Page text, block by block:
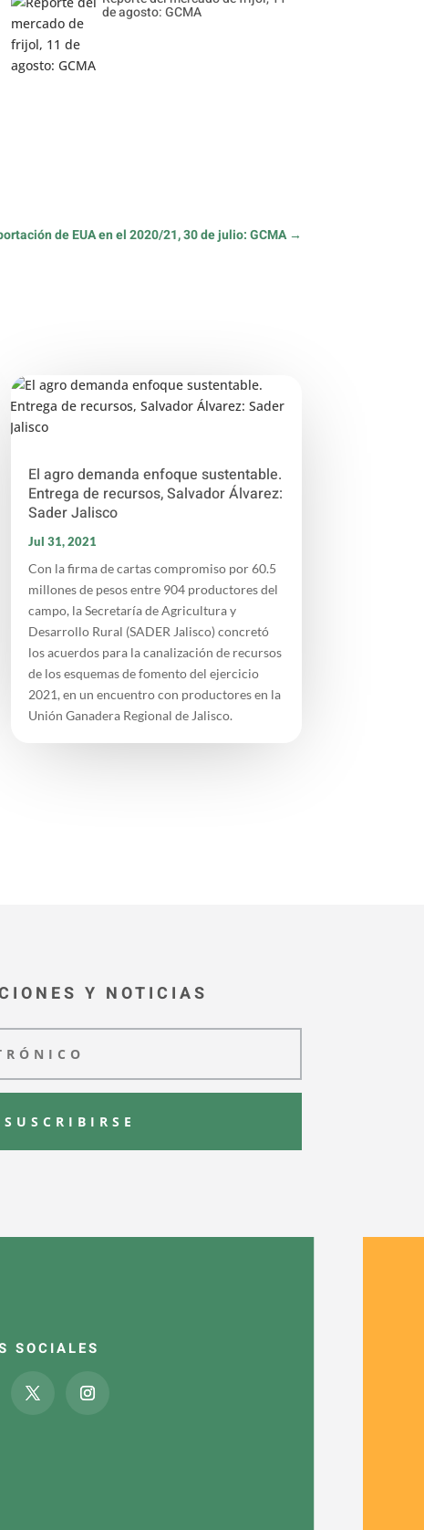
de agosto: GCMA
de EUA en el 2020/21, 30 de julio: GCMA→
El agro demanda enfoque sustentable.
Entrega de recursos, Salvador Álvarez:
Sader Jalisco
Jul 31, 2021
Con la firma de cartas compromiso por 60.5
millones de pesos entre 904 productores del
campo, la Secretaría de Agricultura y
Desarrollo Rural (SADER Jalisco) concretó
los acuerdos para la canalización de recursos
de los esquemas de fomento del ejercicio
2021, en un encuentro con productores en la
Unión Ganadera Regional de Jalisco.
Y NOTICIAS
SUSCRIBIRSE
SOCIALES